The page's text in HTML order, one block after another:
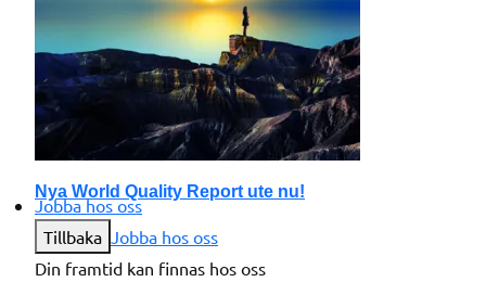
Nya World Quality Report ute nu!
Jobba hos oss
Tillbaka
Jobba hos oss
Din framtid kan finnas hos oss